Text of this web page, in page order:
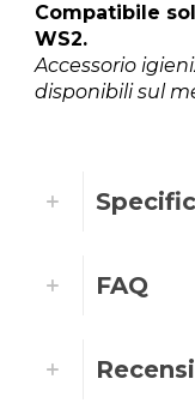
Compatibile
WS2.
Accessorio
disponibili sul
FAQ